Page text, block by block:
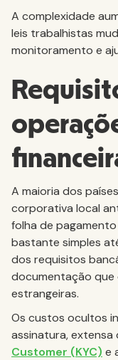
A complexidade
leis trabalhistas
monitoramento e
A maioria dos
corporativa local
folha de
bastante simples
dos requisitos
documentação que
estrangeiras.
Os custos ocultos
assinatura,
Customer (KYC) e